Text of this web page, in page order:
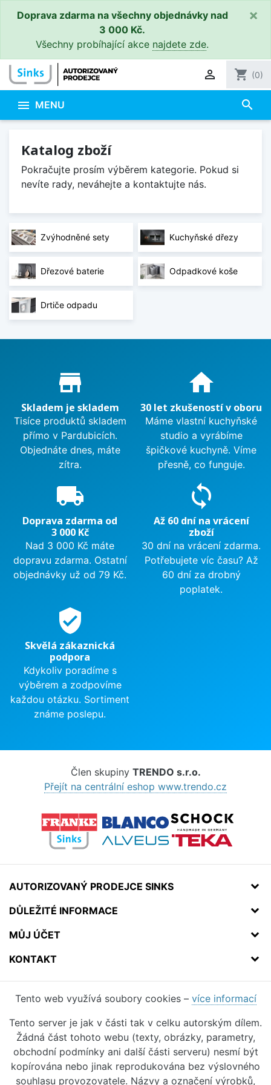
Doprava zdarma na všechny objednávky nad
3 000 Kč.
Všechny probíhající akce najdete zde.
×
 shopping_cart (0)
 MENU search
Katalog zboží
Pokračujte prosím výběrem kategorie. Pokud si
nevíte rady, neváhejte a kontaktujte nás.
Zvýhodněné sety Kuchyňské dřezy
Dřezové baterie Odpadkové koše
Drtiče odpadu
Proč nakupovat u nás?
store_mall_directory
Skladem je skladem
Tisíce produktů skladem
přímo v Pardubicích.
Objednáte dnes, máte
zítra.
home
30 let zkušeností v oboru
Máme vlastní kuchyňské
studio a vyrábíme
špičkové kuchyně. Víme
přesně, co funguje.
local_shipping
Doprava zdarma od
3 000 Kč
Nad 3 000 Kč máte
dopravu zdarma. Ostatní
objednávky už od 79 Kč.
sync
Až 60 dní na vrácení
zboží
30 dní na vrácení zdarma.
Potřebujete víc času? Až
60 dní za drobný
poplatek.
verified_user
Skvělá zákaznická
podpora
Kdykoliv poradíme s
výběrem a zodpovíme
každou otázku. Sortiment
známe poslepu.
Člen skupiny TRENDO s.r.o.
Přejít na centrální eshop www.trendo.cz
AUTORIZOVANÝ PRODEJCE SINKS
DŮLEŽITÉ INFORMACE
MŮJ ÚČET
KONTAKT
Tento web využívá soubory cookies – více informací
Tento server je jak v části tak v celku autorským dílem.
Žádná část tohoto webu (texty, obrázky, parametry,
obchodní podmínky ani další části serveru) nesmí být
kopírována nebo jinak reprodukována bez výslovného
souhlasu provozovatele. Názvy a označení výrobků,